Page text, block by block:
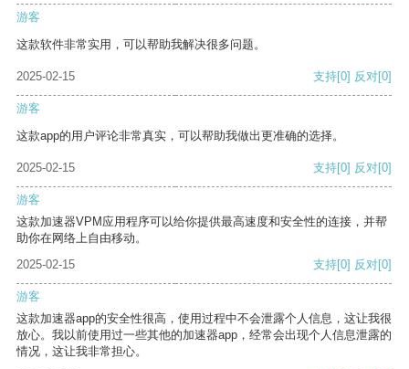
游客
这款软件非常实用，可以帮助我解决很多问题。
2025-02-15 支持[0] 反对[0]
游客
这款app的用户评论非常真实，可以帮助我做出更准确的选择。
2025-02-15 支持[0] 反对[0]
游客
这款加速器VPM应用程序可以给你提供最高速度和安全性的连接，并帮
助你在网络上自由移动。
2025-02-15
支持[0] 反对[0]
游客
这款加速器app的安全性很高，使用过程中不会泄露个人信息，这让我很
放心。我以前使用过一些其他的加速器app，经常会出现个人信息泄露的
情况，这让我非常担心。